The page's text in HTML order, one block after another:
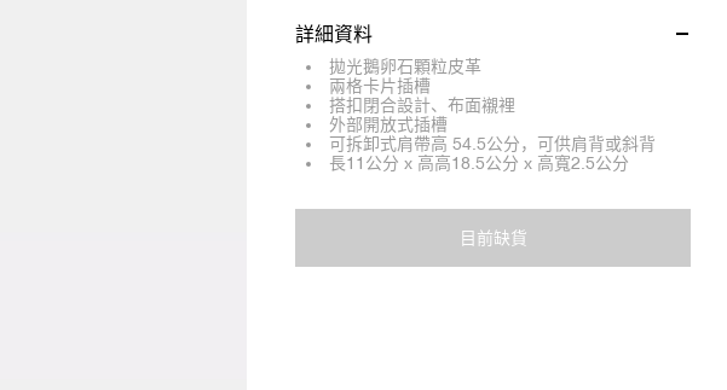
詳細資料
拋光鵝卵石顆粒皮革
兩格卡片插槽
搭扣閉合設計、布面襯裡
外部開放式插槽
可拆卸式肩帶高 54.5公分，可供肩背或斜背
長11公分 x 高高18.5公分 x 高寬2.5公分
目前缺貨